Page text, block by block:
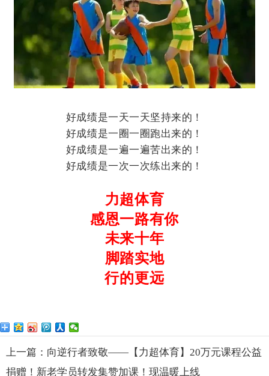
好成绩是一天一天坚持来的！
好成绩是一圈一圈跑出来的！
好成绩是一遍一遍苦出来的！
好成绩是一次一次练出来的！
力超体育
感恩一路有你
未来十年
脚踏实地
行的更远
上一篇：向逆行者致敬――【力超体育】20万元课程公益
捐赠！新老学员转发集赞加课！现温暖上线